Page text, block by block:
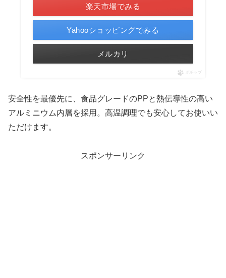
楽天市場でみる
Yahooショッピングでみる
メルカリ
ポチップ
安全性を最優先に、食品グレードのPPと熱伝導性の高い
アルミニウム内層を採用。高温調理でも安心してお使いい
ただけます。
スポンサーリンク